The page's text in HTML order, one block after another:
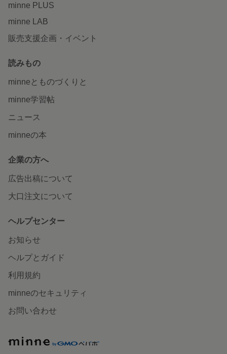
minne PLUS
minne LAB
販売支援企画・イベント
読みもの
minneとものづくりと
minne学習帖
ニュース
minneの本
企業の方へ
広告出稿について
大口注文について
ヘルプセンター
お知らせ
ヘルプとガイド
利用規約
minneのセキュリティ
お問い合わせ